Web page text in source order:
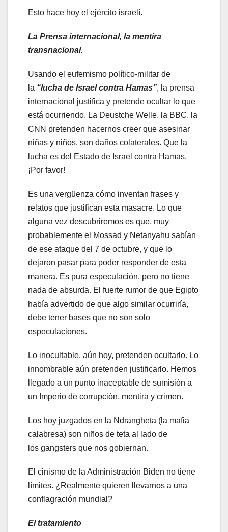
Esto hace hoy el ejército israelí.
La Prensa internacional, la mentira
transnacional.
Usando el eufemismo político-militar de
la “lucha de Israel contra Hamas”, la prensa
internacional justifica y pretende ocultar lo que
está ocurriendo. La Deustche Welle, la BBC, la
CNN pretenden hacernos creer que asesinar
niñas y niños, son daños colaterales. Que la
lucha es del Estado de Israel contra Hamas.
¡Por favor!
Es una vergüenza cómo inventan frases y
relatos que justifican esta masacre. Lo que
alguna vez descubriremos es que, muy
probablemente el Mossad y Netanyahu sabían
de ese ataque del 7 de octubre, y que lo
dejaron pasar para poder responder de esta
manera. Es pura especulación, pero no tiene
nada de absurda. El fuerte rumor de que Egipto
había advertido de que algo similar ocurriría,
debe tener bases que no son solo
especulaciones.
Lo inocultable, aún hoy, pretenden ocultarlo. Lo
innombrable aún pretenden justificarlo. Hemos
llegado a un punto inaceptable de sumisión a
un Imperio de corrupción, mentira y crimen.
Los hoy juzgados en la Ndrangheta (la mafia
calabresa) son niños de teta al lado de
los gangsters que nos gobiernan.
El cinismo de la Administración Biden no tiene
límites. ¿Realmente quieren llevarnos a una
conflagración mundial?
El tratamiento